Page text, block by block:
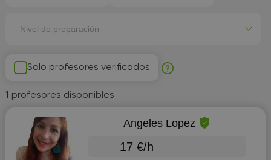
Solo profesores verificados
1 profesores disponibles
Angeles Lopez
17 €/h
Nivel de preparación